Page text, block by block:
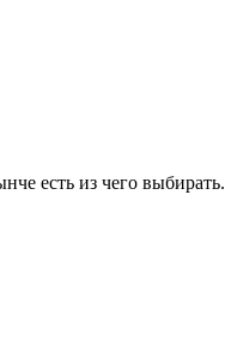
есть из чего выбирать.